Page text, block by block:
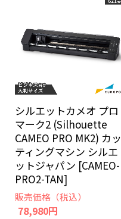
シルエットカメオ プロ
マーク2 (Silhouette
CAMEO PRO MK2) カッ
ティングマシン シルエ
ットジャパン [CAMEO-
PRO2-TAN]
販売価格（税込）
78,980円